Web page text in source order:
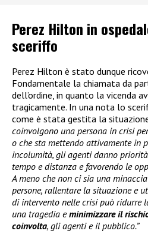
Perez Hilton in
sceriffo
Perez Hilton è stato dunque
Fondamentale la chiamata da
dell’ordine, in quanto la vicenda
tragicamente. In una nota lo
come è stata gestita la
coinvolgono una persona in crisi
o che sta mettendo attivamente in
incolumità, gli agenti danno
tempo e distanza e favorendo le
A meno che non ci sia una
persone, rallentare la situazione e
di intervento nelle crisi può ridurre
una tragedia eminimizzare il
coinvolta, gli agenti e il pubblico.”